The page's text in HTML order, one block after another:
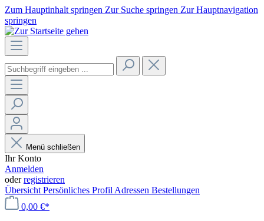
Zum Hauptinhalt springen Zur Suche springen Zur Hauptnavigation
springen
Menü schließen
Ihr Konto
Anmelden
oderregistrieren
Übersicht Persönliches Profil Adressen Bestellungen
0,00 €*